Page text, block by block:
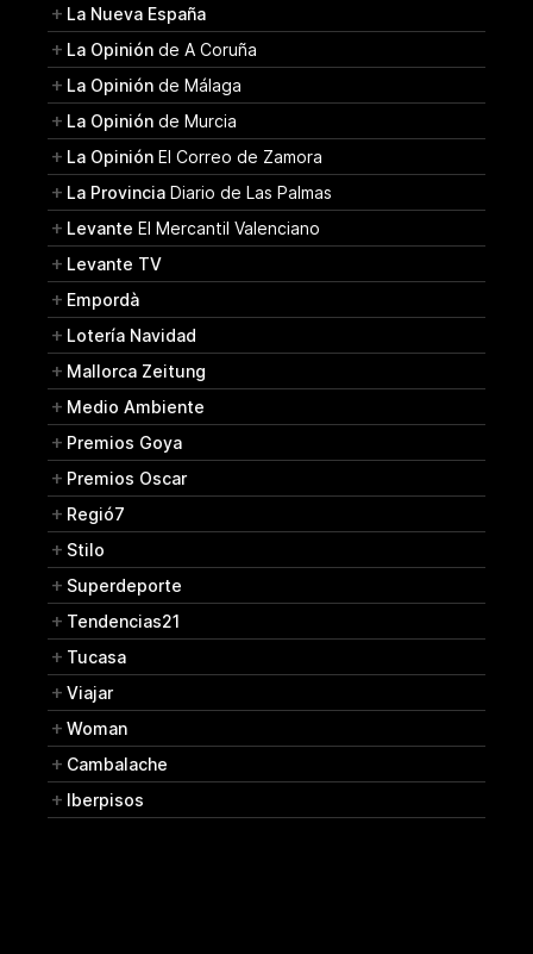
La Nueva España
La Opinión de A Coruña
La Opinión de Málaga
La Opinión de Murcia
La Opinión El Correo de Zamora
La Provincia Diario de Las Palmas
Levante El Mercantil Valenciano
Levante TV
Empordà
Lotería Navidad
Mallorca Zeitung
Medio Ambiente
Premios Goya
Premios Oscar
Regió7
Stilo
Superdeporte
Tendencias21
Tucasa
Viajar
Woman
Cambalache
Iberpisos